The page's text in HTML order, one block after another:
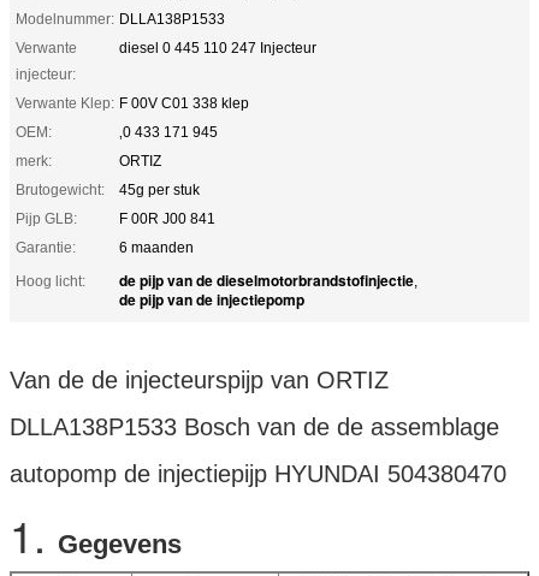
Modelnummer: DLLA138P1533
Verwante
injecteur:
diesel 0 445 110 247 Injecteur
Verwante Klep: F 00V C01 338 klep
OEM:
‚0 433 171 945
merk:
ORTIZ
Brutogewicht:
45g per stuk
Pijp GLB:
F 00R J00 841
Garantie:
6 maanden
Hoog licht:
de pijp van de dieselmotorbrandstofinjectie,
de pijp van de injectiepomp
Van de de injecteurspijp van ORTIZ
DLLA138P1533 Bosch van de de assemblage
autopomp de injectiepijp HYUNDAI 504380470
1. Gegevens